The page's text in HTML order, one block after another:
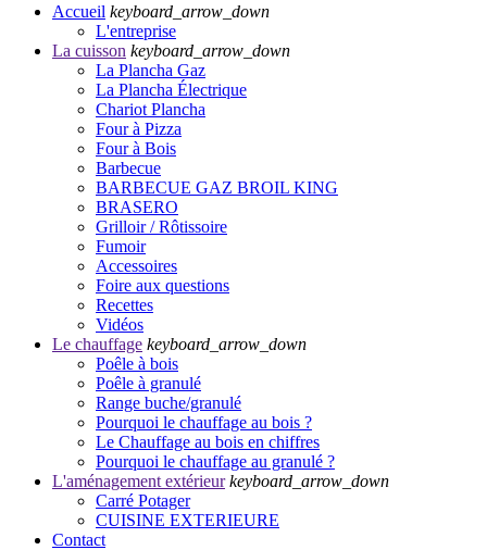
Accueil keyboard_arrow_down
L'entreprise
La cuisson keyboard_arrow_down
La Plancha Gaz
La Plancha Électrique
Chariot Plancha
Four à Pizza
Four à Bois
Barbecue
BARBECUE GAZ BROIL KING
BRASERO
Grilloir / Rôtissoire
Fumoir
Accessoires
Foire aux questions
Recettes
Vidéos
Le chauffage keyboard_arrow_down
Poêle à bois
Poêle à granulé
Range buche/granulé
Pourquoi le chauffage au bois ?
Le Chauffage au bois en chiffres
Pourquoi le chauffage au granulé ?
L'aménagement extérieur keyboard_arrow_down
Carré Potager
CUISINE EXTERIEURE
Contact